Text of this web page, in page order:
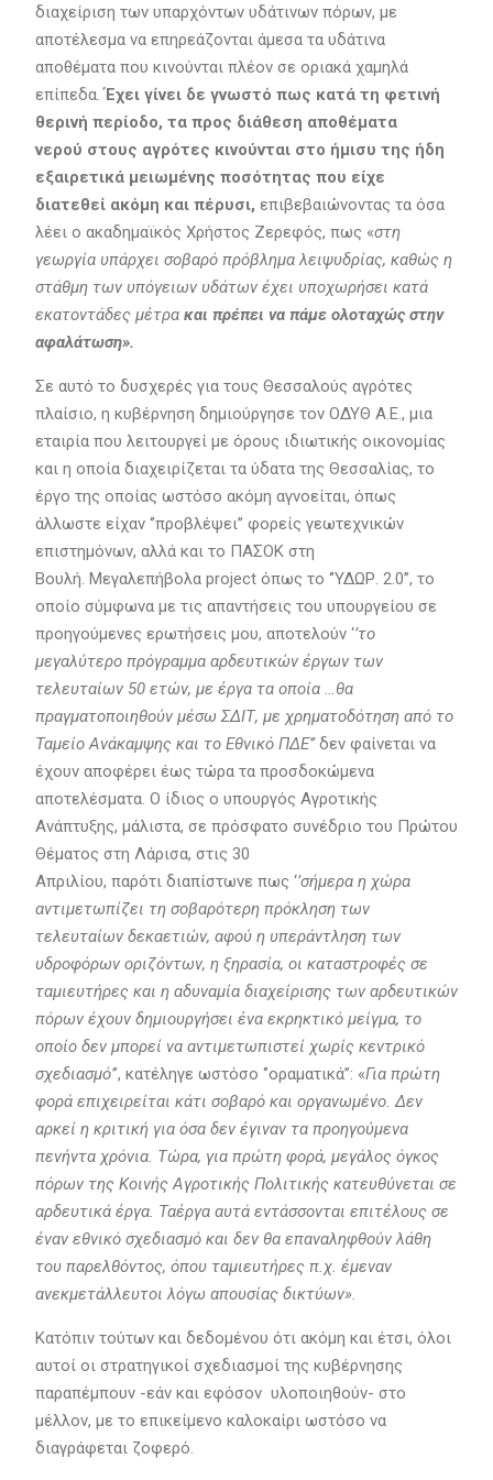
διαχείριση των υπαρχόντων υδάτινων πόρων, με
αποτέλεσμα να επηρεάζονται άμεσα τα υδάτινα
αποθέματα που κινούνται πλέον σε οριακά χαμηλά
επίπεδα.Έχει γίνει δε γνωστό πως κατά τη φετινή
θερινή περίοδο, τα προς διάθεση αποθέματα
νερού στους αγρότες κινούνται στο ήμισυ της ήδη
εξαιρετικά μειωμένης ποσότητας που είχε
διατεθεί ακόμη και πέρυσι, επιβεβαιώνοντας τα όσα
λέει ο ακαδημαϊκός Χρήστος Ζερεφός, πως «στη
γεωργία υπάρχει σοβαρό πρόβλημα λειψυδρίας, καθώς η
στάθμη των υπόγειων υδάτων έχει υποχωρήσει κατά
εκατοντάδες μέτρα και πρέπει να πάμε ολοταχώς στην
αφαλάτωση».
Σε αυτό το δυσχερές για τους Θεσσαλούς αγρότες
πλαίσιο, η κυβέρνηση δημιούργησε τον ΟΔΥΘ Α.Ε., μια
εταιρία που λειτουργεί με όρους ιδιωτικής οικονομίας
και η οποία διαχειρίζεται τα ύδατα της Θεσσαλίας, το
έργο της οποίας ωστόσο ακόμη αγνοείται, όπως
άλλωστε είχαν ‘’προβλέψει’’ φορείς γεωτεχνικών
επιστημόνων, αλλά και το ΠΑΣΟΚ στη
Βουλή. Μεγαλεπήβολα project όπως το ‘’ΥΔΩΡ. 2.0’’, το
οποίο σύμφωνα με τις απαντήσεις του υπουργείου σε
προηγούμενες ερωτήσεις μου, αποτελούν ‘’το
μεγαλύτερο πρόγραμμα αρδευτικών έργων των
τελευταίων 50 ετών, με έργα τα οποία …θα
πραγματοποιηθούν μέσω ΣΔΙΤ, με χρηματοδότηση από το
Ταμείο Ανάκαμψης και το Εθνικό ΠΔΕ’’δεν φαίνεται να
έχουν αποφέρει έως τώρα τα προσδοκώμενα
αποτελέσματα. Ο ίδιος ο υπουργός Αγροτικής
Ανάπτυξης, μάλιστα, σε πρόσφατο συνέδριο του Πρώτου
Θέματος στη Λάρισα, στις 30
Απριλίου, παρότι διαπίστωνε πως ‘’σήμερα η χώρα
αντιμετωπίζει τη σοβαρότερη πρόκληση των
τελευταίων δεκαετιών, αφού η υπεράντληση των
υδροφόρων οριζόντων, η ξηρασία, οι καταστροφές σε
ταμιευτήρες και η αδυναμία διαχείρισης των αρδευτικών
πόρων έχουν δημιουργήσει ένα εκρηκτικό μείγμα, το
οποίο δεν μπορεί να αντιμετωπιστεί χωρίς κεντρικό
σχεδιασμό’’, κατέληγε ωστόσο ‘’οραματικά’’: «Για πρώτη
φορά επιχειρείται κάτι σοβαρό και οργανωμένο. Δεν
αρκεί η κριτική για όσα δεν έγιναν τα προηγούμενα
πενήντα χρόνια. Τώρα, για πρώτη φορά, μεγάλος όγκος
πόρων της Κοινής Αγροτικής Πολιτικής κατευθύνεται σε
αρδευτικά έργα. Ταέργα αυτά εντάσσονται επιτέλους σε
έναν εθνικό σχεδιασμό και δεν θα επαναληφθούν λάθη
του παρελθόντος, όπου ταμιευτήρες π.χ. έμεναν
ανεκμετάλλευτοι λόγω απουσίας δικτύων».
Κατόπιν τούτων και δεδομένου ότι ακόμη και έτσι, όλοι
αυτοί οι στρατηγικοί σχεδιασμοί της κυβέρνησης
παραπέμπουν -εάν και εφόσον υλοποιηθούν- στο
μέλλον, με το επικείμενο καλοκαίρι ωστόσο να
διαγράφεται ζοφερό.